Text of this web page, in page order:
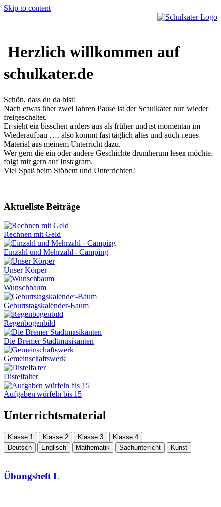
Skip to content
Herzlich willkommen auf
schulkater.de
Schön, dass du da bist!
Nach etwas über zwei Jahren Pause ist der Schulkater nun wieder
freigeschaltet.
Er sieht ein bisschen anders aus als früher und ist momentan im
Wiederaufbau …. also kommt fast täglich altes und auch neues
Material aus meinem Unterricht dazu.
Wer gern die ein oder andere Geschichte drumherum lesen möchte,
folgt mir gern auf Instagram.
Viel Spaß beim Stöbern und Unterrichten!
Aktuellste Beiträge
Rechnen mit Geld
Einzahl und Mehrzahl - Camping
Unser Körper
Wunschbaum
Geburtstagskalender-Baum
Regenbogenbild
Die Bremer Stadtmusikanten
Gemeinschaftswerk
Distelfalter
Aufgaben würfeln bis 15
Unterrichtsmaterial
Klasse 1 Klasse 2 Klasse 3
Klasse 4
Deutsch
Englisch Mathematik Sachunterricht Kunst
Übungsheft L